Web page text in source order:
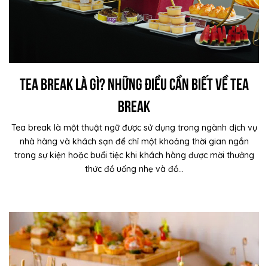
Tea Break là gì? Những điều cần biết về Tea
break
Tea break là một thuật ngữ được sử dụng trong ngành dịch vụ
nhà hàng và khách sạn để chỉ một khoảng thời gian ngắn
trong sự kiện hoặc buổi tiệc khi khách hàng được mời thưởng
thức đồ uống nhẹ và đồ...